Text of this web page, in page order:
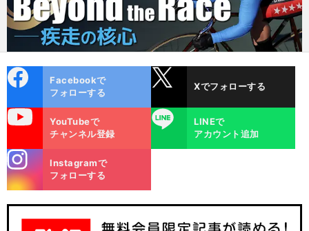
ok
Facebookで
フォローする
Xでフォローする
YouTubeで
チャンネル登録
LINE
LINEで
アカウント追加
m
Instagramで
フォローする